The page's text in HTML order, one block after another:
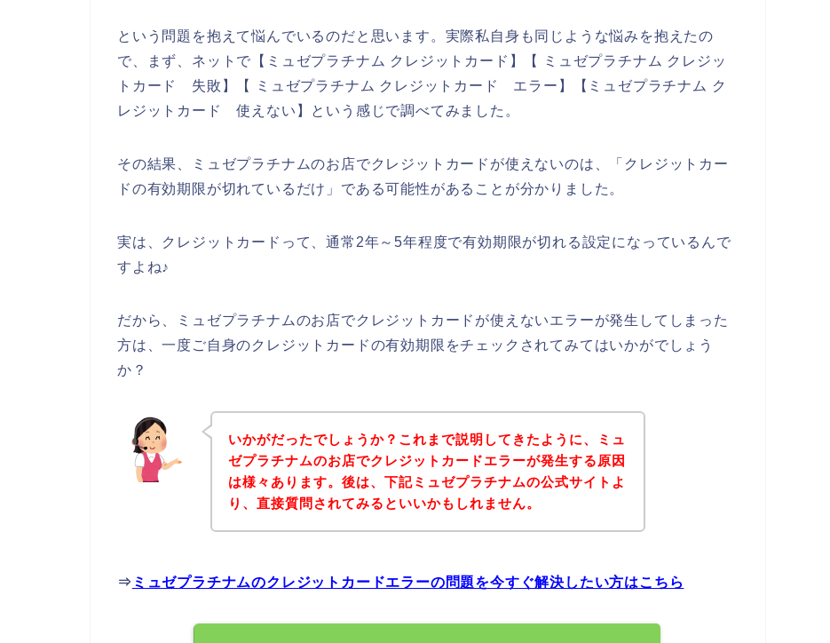
という問題を抱えて悩んでいるのだと思います。実際私自身も同じような悩みを抱えたの
で、まず、ネットで【ミュゼプラチナム クレジットカード】【 ミュゼプラチナム クレジッ
トカード 失敗】【 ミュゼプラチナム クレジットカード エラー】【ミュゼプラチナム ク
レジットカード 使えない】という感じで調べてみました。
その結果、ミュゼプラチナムのお店でクレジットカードが使えないのは、「クレジットカー
ドの有効期限が切れているだけ」である可能性があることが分かりました。
実は、クレジットカードって、通常2年～5年程度で有効期限が切れる設定になっているんで
すよね♪
だから、ミュゼプラチナムのお店でクレジットカードが使えないエラーが発生してしまった
方は、一度ご自身のクレジットカードの有効期限をチェックされてみてはいかがでしょう
か？
いかがだったでしょうか？これまで説明してきたように、ミュ
ゼプラチナムのお店でクレジットカードエラーが発生する原因
は様々あります。後は、下記ミュゼプラチナムの公式サイトよ
り、直接質問されてみるといいかもしれません。
⇒ ミュゼプラチナムのクレジットカードエラーの問題を今すぐ解決したい方はこちら